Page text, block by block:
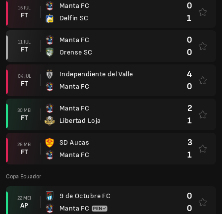
15 JUL
FT
Manta FC
Delfin SC
0
1
11 JUL
FT
Manta FC
Orense SC
0
0
04 JUL
FT
Independiente del Valle
Manta FC
4
0
30 MEI
FT
Manta FC
Libertad Loja
2
1
26 MEI
FT
SD Aucas
Manta FC
3
1
Copa Ecuador
22 MEI
AP
9 de Octubre FC
Manta FC
0
0